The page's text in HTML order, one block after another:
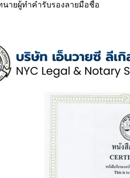
นายผู้ทำคำรับรองลายมือชื่อ